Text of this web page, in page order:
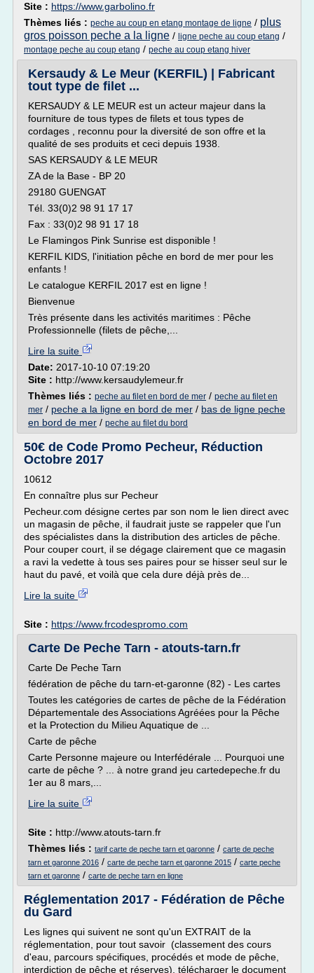
Site : https://www.garbolino.fr
Thèmes liés : peche au coup en etang montage de ligne / plus
gros poisson peche a la ligne / ligne peche au coup etang /
montage peche au coup etang / peche au coup etang hiver
Kersaudy & Le Meur (KERFIL) | Fabricant
tout type de filet ...
KERSAUDY & LE MEUR est un acteur majeur dans la
fourniture de tous types de filets et tous types de
cordages , reconnu pour la diversité de son offre et la
qualité de ses produits et ceci depuis 1938.
SAS KERSAUDY & LE MEUR
ZA de la Base - BP 20
29180 GUENGAT
Tél. 33(0)2 98 91 17 17
Fax : 33(0)2 98 91 17 18
Le Flamingos Pink Sunrise est disponible !
KERFIL KIDS, l'initiation pêche en bord de mer pour les
enfants !
Le catalogue KERFIL 2017 est en ligne !
Bienvenue
Très présente dans les activités maritimes : Pêche
Professionnelle (filets de pêche,...
Lire la suite
Date: 2017-10-10 07:19:20
Site : http://www.kersaudylemeur.fr
Thèmes liés : peche au filet en bord de mer / peche au filet en
mer / peche a la ligne en bord de mer / bas de ligne peche
en bord de mer / peche au filet du bord
50€ de Code Promo Pecheur, Réduction
Octobre 2017
10612
En connaître plus sur Pecheur
Pecheur.com désigne certes par son nom le lien direct avec
un magasin de pêche, il faudrait juste se rappeler que l'un
des spécialistes dans la distribution des articles de pêche.
Pour couper court, il se dégage clairement que ce magasin
a ravi la vedette à tous ses paires pour se hisser seul sur le
haut du pavé, et voilà que cela dure déjà près de...
Lire la suite
Site : https://www.frcodespromo.com
Carte De Peche Tarn - atouts-tarn.fr
Carte De Peche Tarn
fédération de pêche du tarn-et-garonne (82) - Les cartes
Toutes les catégories de cartes de pêche de la Fédération
Départementale des Associations Agréées pour la Pêche
et la Protection du Milieu Aquatique de ...
Carte de pêche
Carte Personne majeure ou Interfédérale ... Pourquoi une
carte de pêche ? ... à notre grand jeu cartedepeche.fr du
1er au 8 mars,...
Lire la suite
Site : http://www.atouts-tarn.fr
Thèmes liés : tarif carte de peche tarn et garonne / carte de peche
tarn et garonne 2016 / carte de peche tarn et garonne 2015 / carte peche
tarn et garonne / carte de peche tarn en ligne
Réglementation 2017 - Fédération de Pêche
du Gard
Les lignes qui suivent ne sont qu'un EXTRAIT de la
réglementation, pour tout savoir (classement des cours
d'eau, parcours spécifiques, procédés et mode de pêche,
interdiction de pêche et réserves), télécharger le document